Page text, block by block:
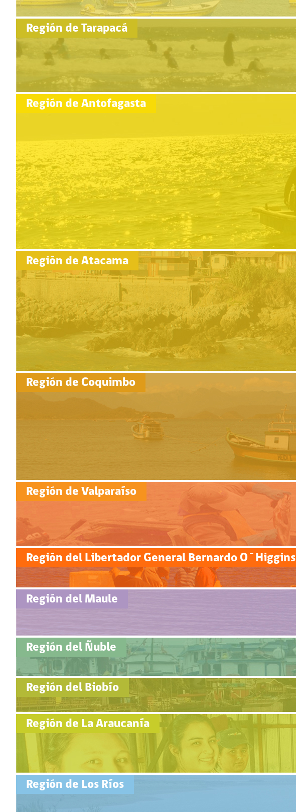
Región de Tarapacá
Región de Antofagasta
Región de Atacama
Región de Coquimbo
Región de Valparaíso
Región del Libertador General Bernardo O´Higgins
Región del Maule
Región del Ñuble
Región del Biobío
Región de La Araucanía
Región de Los Ríos